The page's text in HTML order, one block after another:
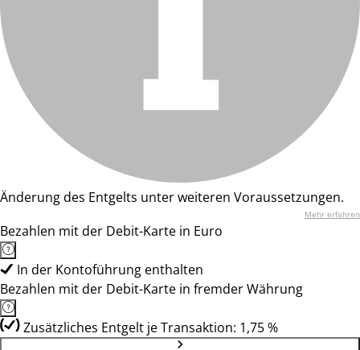
Änderung des Entgelts unter weiteren Voraussetzungen.
Mehr erfahren
Bezahlen mit der Debit-Karte in Euro
In der Kontoführung enthalten
Bezahlen mit der Debit-Karte in fremder Währung
Zusätzliches Entgelt je Transaktion: 1,75 %